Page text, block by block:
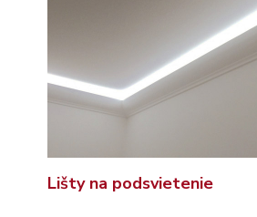
Lišty na podsvietenie